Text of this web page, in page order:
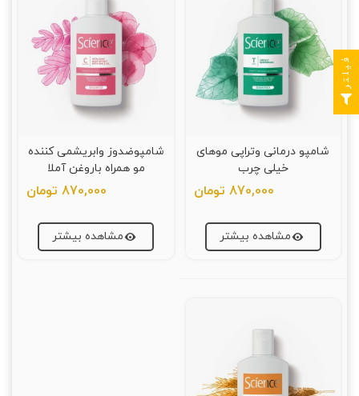
شامپو درمانی وتراپی موهای
خیلی چرب
870,000 تومان
مشاهده بیشتر
شامپوضدوز وابریشمی کننده
مو همراه باروغن آملا
870,000 تومان
مشاهده بیشتر
فیلتر